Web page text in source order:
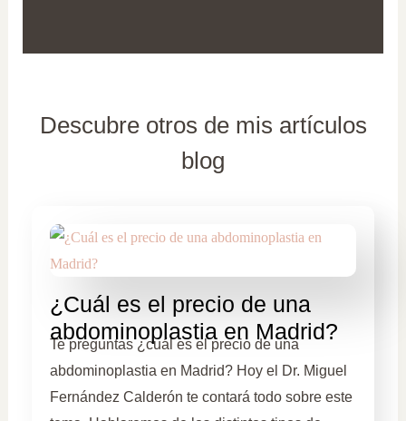
Descubre otros de mis artículos
blog
¿Cuál es el precio de una
abdominoplastia en Madrid?
Te preguntas ¿cuál es el precio de una
abdominoplastia en Madrid? Hoy el Dr. Miguel
Fernández Calderón te contará todo sobre este